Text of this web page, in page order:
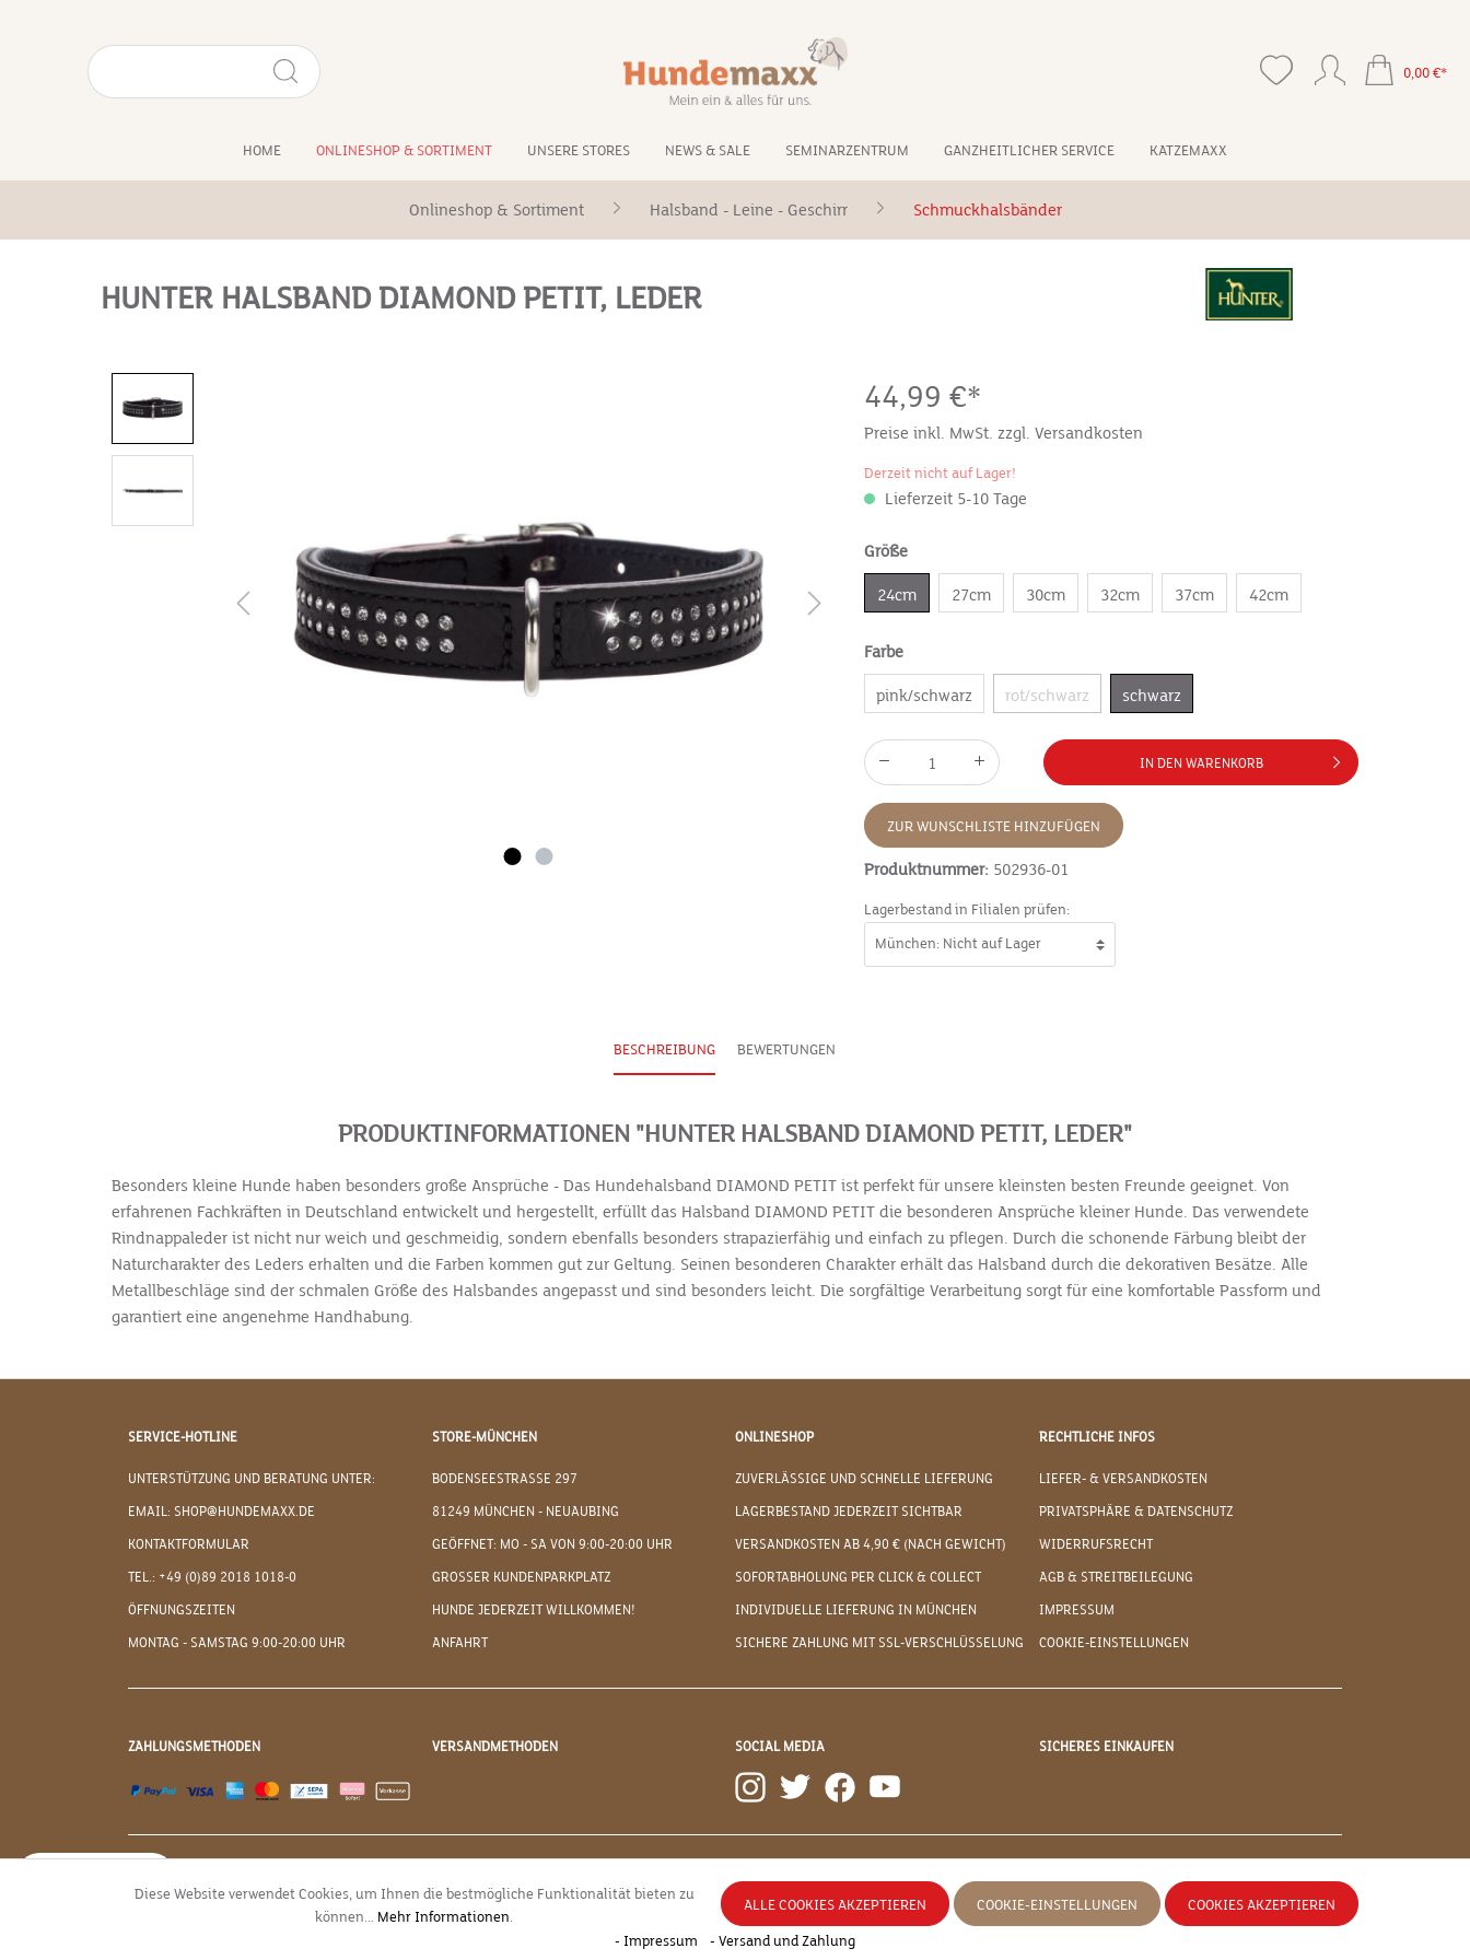
0,00 €*
HOME ONLINESHOP & SORTIMENT UNSERE STORES NEWS & SALE SEMINARZENTRUM GANZHEITLICHER SERVICE KATZEMAXX
Onlineshop & Sortiment Halsband - Leine - Geschirr Schmuckhalsbänder
HUNTER HALSBAND DIAMOND PETIT, LEDER
44,99 €*
Preise inkl. MwSt. zzgl. Versandkosten
Derzeit nicht auf Lager!
Lieferzeit 5-10 Tage
Größe
24cm 27cm 30cm 32cm 37cm 42cm
Farbe
pink/schwarz rot/schwarz schwarz
IN DEN WARENKORB
ZUR WUNSCHLISTE HINZUFÜGEN
Produktnummer: 502936-01
Lagerbestand in Filialen prüfen:
BESCHREIBUNG BEWERTUNGEN
PRODUKTINFORMATIONEN "HUNTER HALSBAND DIAMOND PETIT, LEDER"
Besonders kleine Hunde haben besonders große Ansprüche - Das Hundehalsband DIAMOND PETIT ist perfekt für unsere kleinsten besten Freunde geeignet. Von
erfahrenen Fachkräften in Deutschland entwickelt und hergestellt, erfüllt das Halsband DIAMOND PETIT die besonderen Ansprüche kleiner Hunde. Das verwendete
Rindnappaleder ist nicht nur weich und geschmeidig, sondern ebenfalls besonders strapazierfähig und einfach zu pflegen. Durch die schonende Färbung bleibt der
Naturcharakter des Leders erhalten und die Farben kommen gut zur Geltung. Seinen besonderen Charakter erhält das Halsband durch die dekorativen Besätze. Alle
Metallbeschläge sind der schmalen Größe des Halsbandes angepasst und sind besonders leicht. Die sorgfältige Verarbeitung sorgt für eine komfortable Passform und
garantiert eine angenehme Handhabung.
SERVICE-HOTLINE
UNTERSTÜTZUNG UND BERATUNG UNTER:
EMAIL: SHOP@HUNDEMAXX.DE
KONTAKTFORMULAR
TEL.: +49 (0)89 2018 1018-0
ÖFFNUNGSZEITEN
MONTAG - SAMSTAG 9:00-20:00 UHR
STORE-MÜNCHEN
BODENSEESTRASSE 297
81249 MÜNCHEN - NEUAUBING
GEÖFFNET: MO - SA VON 9:00-20:00 UHR
GROSSER KUNDENPARKPLATZ
HUNDE JEDERZEIT WILLKOMMEN!
ANFAHRT
ONLINESHOP
ZUVERLÄSSIGE UND SCHNELLE LIEFERUNG
LAGERBESTAND JEDERZEIT SICHTBAR
VERSANDKOSTEN AB 4,90 € (NACH GEWICHT)
SOFORTABHOLUNG PER CLICK & COLLECT
INDIVIDUELLE LIEFERUNG IN MÜNCHEN
SICHERE ZAHLUNG MIT SSL-VERSCHLÜSSELUNG
RECHTLICHE INFOS
LIEFER- & VERSANDKOSTEN
PRIVATSPHÄRE & DATENSCHUTZ
WIDERRUFSRECHT
AGB & STREITBEILEGUNG
IMPRESSUM
COOKIE-EINSTELLUNGEN
ZAHLUNGSMETHODEN VERSANDMETHODEN SOCIAL MEDIA SICHERES EINKAUFEN
und ggf. Nachnahmegebühren, wenn nicht anders angegeben.
Diese Website verwendet Cookies, um Ihnen die bestmögliche Funktionalität bieten zu
können... Mehr Informationen.
COOKIE-EINSTELLUNGEN COOKIES AKZEPTIEREN
ALLE COOKIES AKZEPTIEREN
- Impressum - Versand und Zahlung